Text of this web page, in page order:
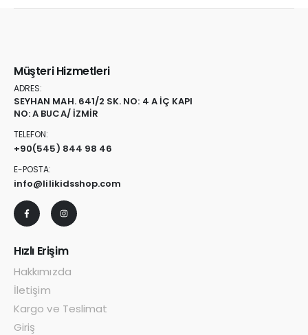
Müşteri Hizmetleri
ADRES:
SEYHAN MAH. 641/2 SK. NO: 4 A İÇ KAPI
NO: A BUCA/ İZMİR
TELEFON:
+90(545) 844 98 46
E-POSTA:
info@lilikidsshop.com
Hızlı Erişim
Hakkımızda
İletişim
Kargo ve Teslimat
Giriş